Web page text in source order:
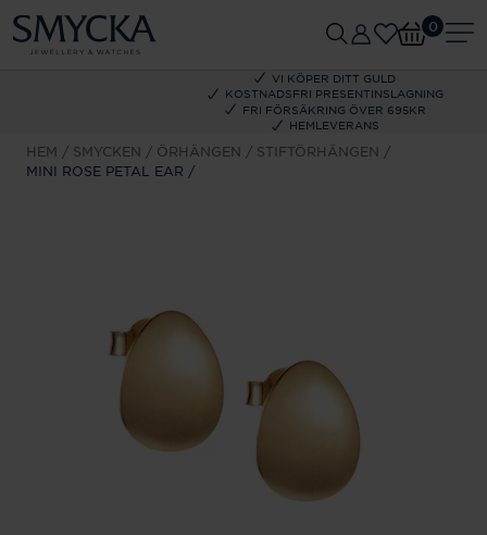
VI KÖPER DITT GULD
KOSTNADSFRI PRESENTINSLAGNING
FRI FÖRSÄKRING ÖVER 695KR
HEMLEVERANS
0
HEM SMYCKEN ÖRHÄNGEN
STIFTÖRHÄNGEN
MINI ROSE PETAL EAR